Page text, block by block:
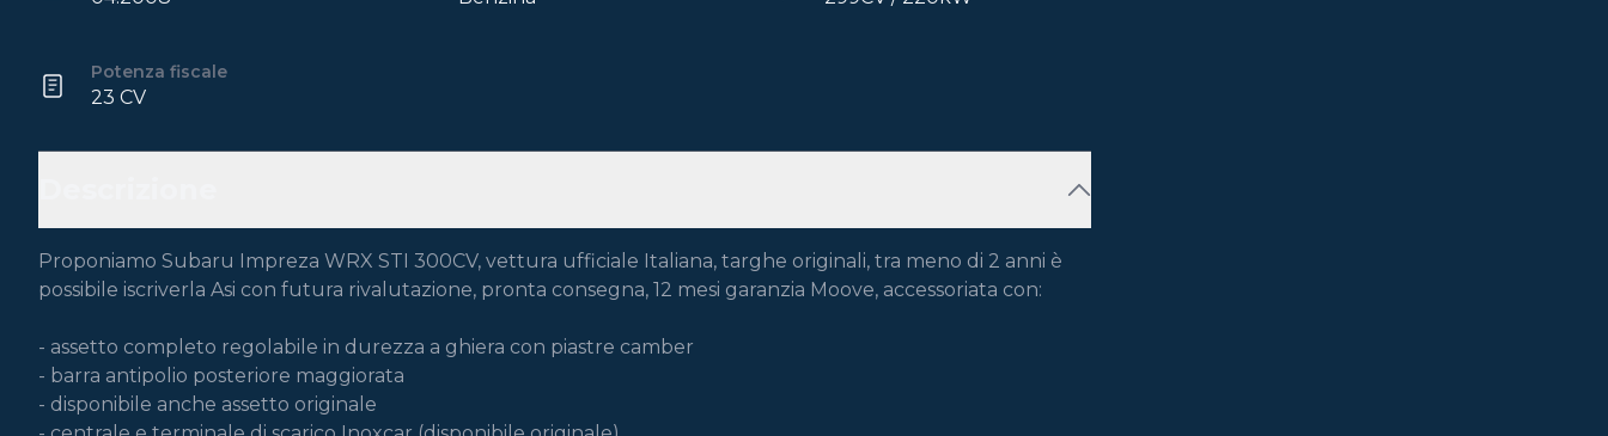
Potenza fiscale
23 CV
Proponiamo Subaru Impreza WRX STI 300CV, vettura ufficiale Italiana, targhe originali, tra meno di 2 anni è
possibile iscriverla Asi con futura rivalutazione, pronta consegna, 12 mesi garanzia Moove, accessoriata con:
- assetto completo regolabile in durezza a ghiera con piastre camber
- barra antipolio posteriore maggiorata
- disponibile anche assetto originale